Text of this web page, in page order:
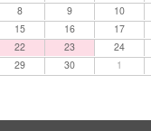
8 9 10
15 16 17
22 23 24
29 30 1